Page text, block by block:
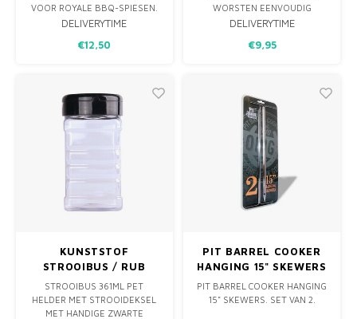
VOOR ROYALE BBQ-SPIESEN.
HERBRUIKBAAR, FSC®-
VOOR VLEES, VIS EN
DELIVERYTIME
€12,50
WORSTEN EENVOUDIG
ZONDER ZE LEK TE PRIKKEN.
BLIJVEN JE WORSTEN SAPPIG
DELIVERYTIME
€9,95
KUNSTSTOF
STROOIBUS / RUB
SHAKER HOEKIG 361ML
STROOIBUS 361ML PET
HELDER MET STROOIDEKSEL
MET HANDIGE ZWARTE
PIT BARREL COOKER
HANGING 15" SKEWERS
-
PIT BARREL COOKER HANGING
15" SKEWERS. SET VAN 2.